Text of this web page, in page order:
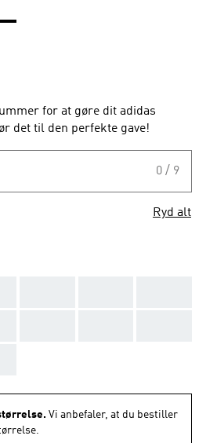
for at gøre dit adidas
det til den perfekte gave!
0 / 9
Ryd alt
Vi anbefaler, at du bestiller